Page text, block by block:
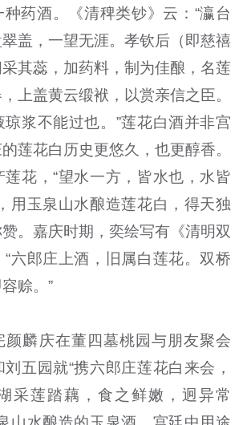
药酒。《清稗类钞》云：“瀛台
盖，一望无涯。孝钦后（即慈禧
其蕊，加药料，制为佳酿，名莲
上盖黄云缎袱，以赏亲信之臣。
浆不能过也。”莲花白酒并非宫
莲花白历史更悠久，也更醇香。
花，“望水一方，皆水也，水皆
用玉泉山水酿造莲花白，得天独
。嘉庆时期，奕绘写有《清明双
六郎庄上酒，旧属白莲花。双桥
赊。”
颜麟庆在董四墓桃园与朋友聚会
五园就“携六郎庄莲花白来会，
采莲踏藕，食之鲜嫩，迥异常